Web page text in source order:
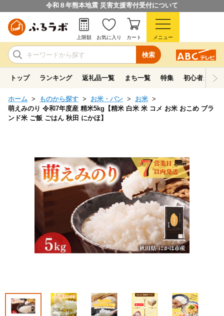
令和８年熊本地震 災害支援寄付受付について
検索
上限額 お気に入り カート メニュー
トップ ランキング 返礼品一覧 まち一覧 特集 初心者ガイド
ホーム ものから探す お米・パン
お米
萌えみのり 令和7年度産 精米5kg【精米 白米 米 コメ お米 おこめ ブラ
ンド米 ご飯 ごはん 秋田 にかほ】